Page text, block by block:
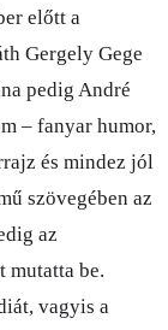
előtt a
Gergely Gege
pedig André
– fanyar humor,
és mindez jól
szövegében az
az
mutatta be.
vagyis a